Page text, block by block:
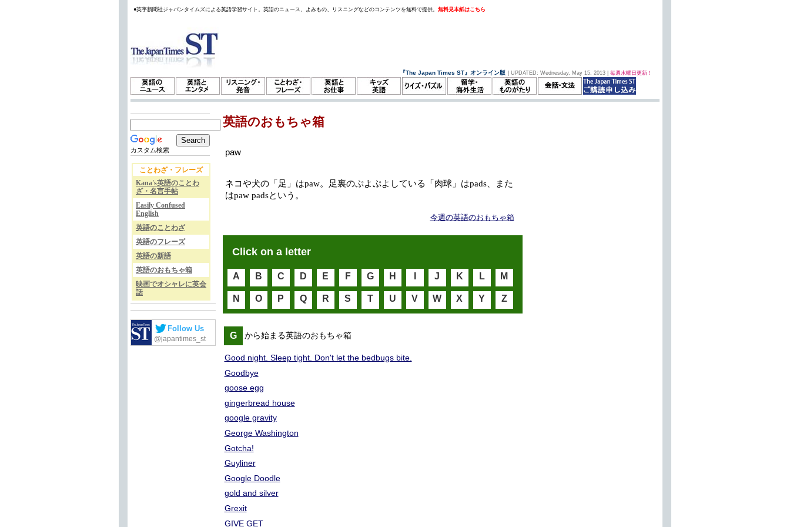
●英字新聞社ジャパンタイムズによる英語学習サイト。英語のニュース、よみもの、リスニングなどのコンテンツを無料で提供。 無料見本紙はこちら
『The Japan Times ST』オンライン版 | UPDATED: Wednesday, May 15, 2013 | 毎週水曜日更新！
カスタム検索
ことわざ・フレーズ
Kana's英語のことわ
ざ・名言手帖
Easily Confused
English
英語のことわざ
英語のフレーズ
英語の新語
英語のおもちゃ箱
映画でオシャレに英会
話
Follow Us
@japantimes_st
英語のおもちゃ箱
paw
ネコや犬の「足」はpaw。足裏のぷよぷよしている「肉球」はpads、また
はpaw padsという。
今週の英語のおもちゃ箱
Click on a letter
A B C D E F G H J K L M
N O P Q R S T U V W X Y Z
G から始まる英語のおもちゃ箱
Good night. Sleep tight. Don't let the bedbugs bite.
Goodbye
goose egg
gingerbread house
google gravity
George Washington
Gotcha!
Guyliner
Google Doodle
gold and silver
Grexit
GIVE GET